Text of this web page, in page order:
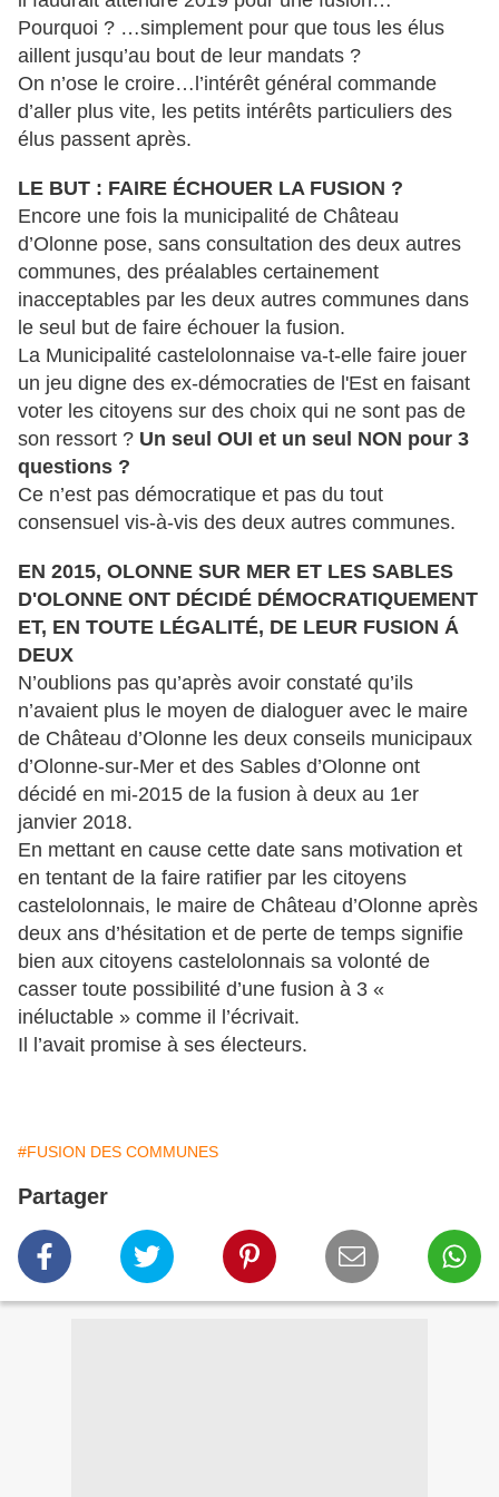
Pourquoi ? …simplement pour que tous les élus
aillent jusqu’au bout de leur mandats ?
On n’ose le croire…l’intérêt général commande
d’aller plus vite, les petits intérêts particuliers des
élus passent après.
LE BUT : FAIRE ÉCHOUER LA FUSION ?
Encore une fois la municipalité de Château
d’Olonne pose, sans consultation des deux autres
communes, des préalables certainement
inacceptables par les deux autres communes dans
le seul but de faire échouer la fusion.
La Municipalité castelolonnaise va-t-elle faire jouer
un jeu digne des ex-démocraties de l'Est en faisant
voter les citoyens sur des choix qui ne sont pas de
son ressort ? Un seul OUI et un seul NON pour 3
questions ?
Ce n’est pas démocratique et pas du tout
consensuel vis-à-vis des deux autres communes.
EN 2015, OLONNE SUR MER ET LES SABLES
D'OLONNE ONT DÉCIDÉ DÉMOCRATIQUEMENT
ET, EN TOUTE LÉGALITÉ, DE LEUR FUSION Á
DEUX
N’oublions pas qu’après avoir constaté qu’ils
n’avaient plus le moyen de dialoguer avec le maire
de Château d’Olonne les deux conseils municipaux
d’Olonne-sur-Mer et des Sables d’Olonne ont
décidé en mi-2015 de la fusion à deux au 1er
janvier 2018.
En mettant en cause cette date sans motivation et
en tentant de la faire ratifier par les citoyens
castelolonnais, le maire de Château d’Olonne après
deux ans d’hésitation et de perte de temps signifie
bien aux citoyens castelolonnais sa volonté de
casser toute possibilité d’une fusion à 3 «
inéluctable » comme il l’écrivait.
Il l’avait promise à ses électeurs.
#FUSION DES COMMUNES
Partager